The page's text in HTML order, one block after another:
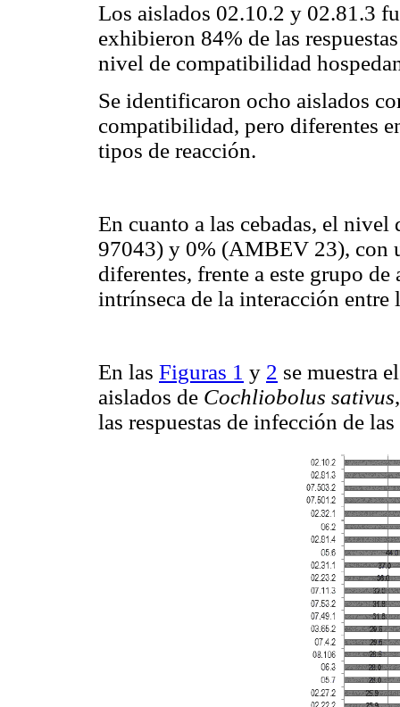
Los aislados 02.10.2 y 02.81.3
exhibieron 84% de las
nivel de compatibilidad
Se identificaron ocho aislados
compatibilidad, pero diferentes
tipos de reacción.
En cuanto a las cebadas, el
97043) y 0% (AMBEV 23), con
diferentes, frente a este grupo
intrínseca de la interacción entre
En las Figuras 1 y 2 se muestra
aislados de Cochliobolus sativus
las respuestas de infección de